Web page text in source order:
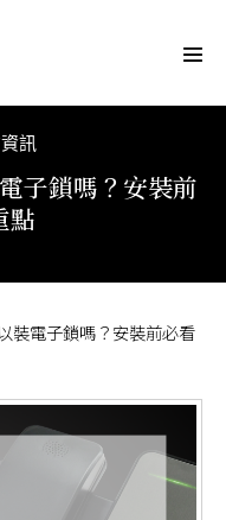
訊
子鎖嗎？安裝前
點
裝電子鎖嗎？安裝前必看